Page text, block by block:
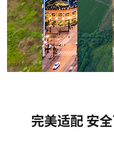
完美适配 安